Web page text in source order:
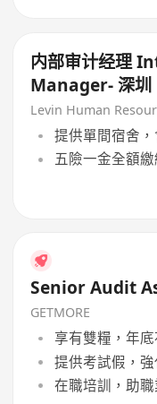
内部审计经理
Manager- 深圳
提供單間宿舍
五險一金全額
Senior Audit
GETMORE
享有雙糧，年
提供考試假，
在職培訓，助